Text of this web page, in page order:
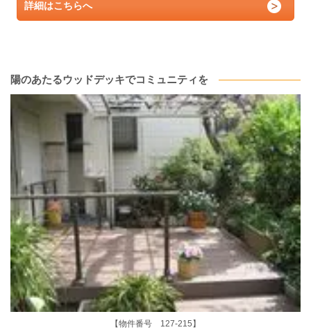
詳細はこちらへ
陽のあたるウッドデッキでコミュニティを
【物件番号 127-215】